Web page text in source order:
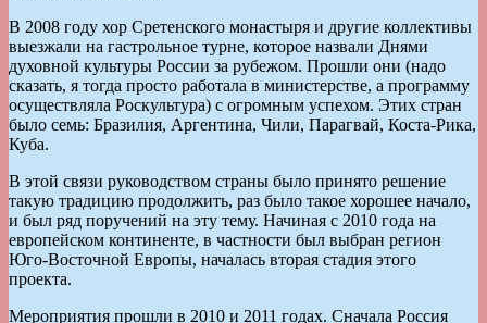
В 2008 году хор Сретенского монастыря и другие коллективы
выезжали на гастрольное турне, которое назвали Днями
духовной культуры России за рубежом. Прошли они (надо
сказать, я тогда просто работала в министерстве, а программу
осуществляла Роскультура) с огромным успехом. Этих стран
было семь: Бразилия, Аргентина, Чили, Парагвай, Коста-Рика,
Куба.
В этой связи руководством страны было принято решение
такую традицию продолжить, раз было такое хорошее начало,
и был ряд поручений на эту тему. Начиная с 2010 года на
европейском континенте, в частности был выбран регион
Юго-Восточной Европы, началась вторая стадия этого
проекта.
Мероприятия прошли в 2010 и 2011 годах. Сначала Россия